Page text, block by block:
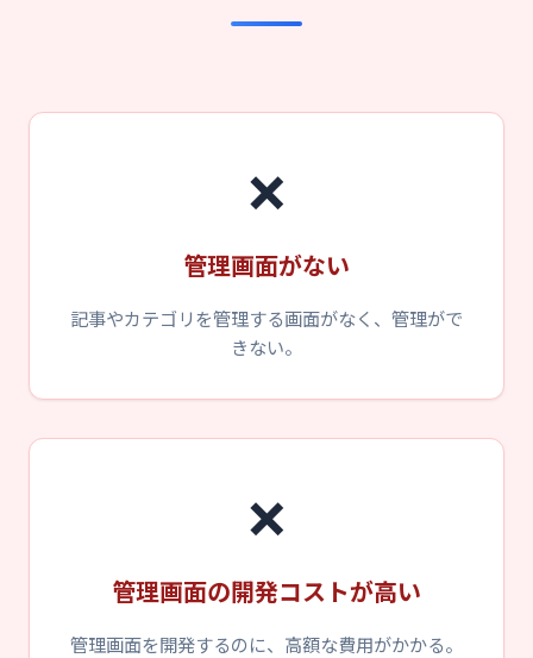
❌
管理画面がない
記事やカテゴリを管理する画面がなく、管理がで
きない。
❌
管理画面の開発コストが高い
管理画面を開発するのに、高額な費用がかかる。